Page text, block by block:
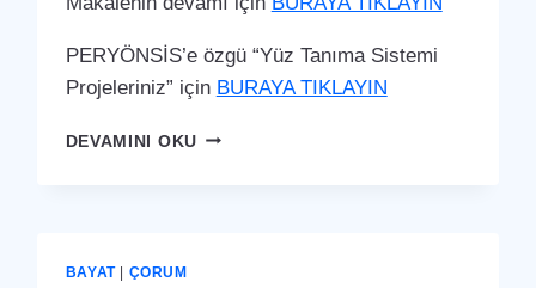
PERYÖNSİS’e özgü “Yüz Tanıma Sistemi
Projeleriniz” için BURAYA TIKLAYIN
DEVAMINI OKUBAYAT
BAYAT| ÇORUM